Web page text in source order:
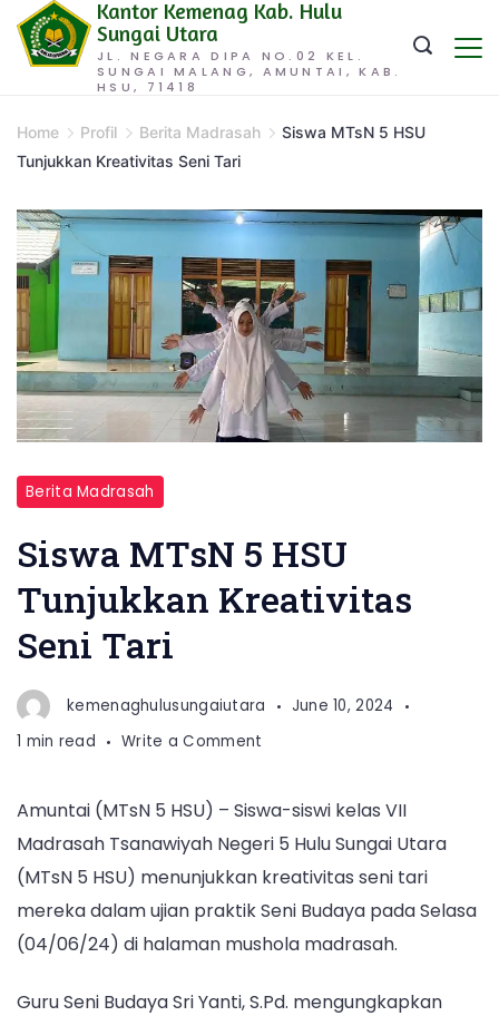
Skip
JL. NEGARA DIPA NO.02 KEL.
SUNGAI MALANG, AMUNTAI, KAB.
HSU, 71418
Kantor Kemenag Kab. Hulu
Sungai Utara
Home Profil Berita Madrasah
Siswa MTsN 5 HSU
Tunjukkan Kreativitas Seni Tari
Berita Madrasah
Siswa MTsN 5 HSU
Tunjukkan Kreativitas
Seni Tari
kemenaghulusungaiutara
June 10, 2024
1 min read
Write a Comment
5
HSU
Tunjukkan
Kreativitas
Tari
Amuntai (MTsN 5 HSU) – Siswa-siswi kelas VII
Madrasah Tsanawiyah Negeri 5 Hulu Sungai Utara
(MTsN 5 HSU) menunjukkan kreativitas seni tari
mereka dalam ujian praktik Seni Budaya pada Selasa
(04/06/24) di halaman mushola madrasah.
Guru Seni Budaya Sri Yanti, S.Pd. mengungkapkan